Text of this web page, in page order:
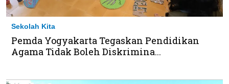
Sekolah Kita
Pemda Yogyakarta Tegaskan Pendidikan
Agama Tidak Boleh Diskrimina...